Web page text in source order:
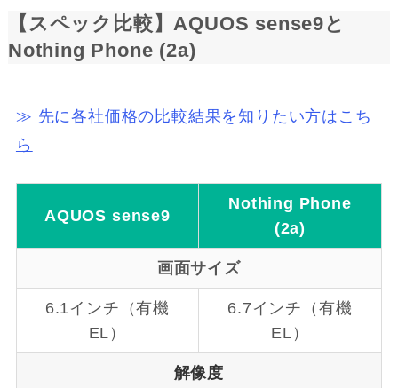
【スペック比較】AQUOS sense9と
Nothing Phone (2a)
≫ 先に各社価格の比較結果を知りたい方はこち
ら
AQUOS sense9
Nothing Phone
(2a)
画面サイズ
6.1インチ（有機
EL）
6.7インチ（有機
EL）
解像度